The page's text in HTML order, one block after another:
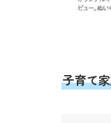
子育て